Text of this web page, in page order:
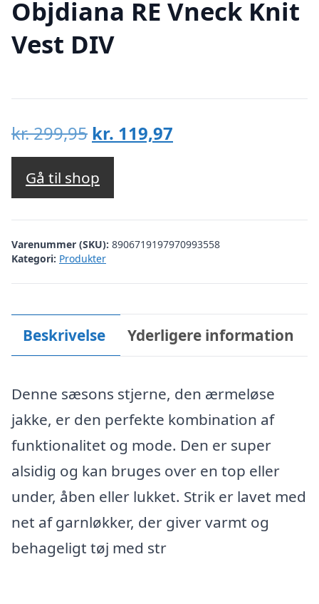
Objdiana RE Vneck Knit
Vest DIV
kr.299,95 Den
oprindelige
pris
var:
kr. 299,95.
kr. 119,97
kr. 119,97.
Gå til shop
Varenummer (SKU): 8906719197970993558
Kategori: Produkter
Beskrivelse Yderligere information
Denne sæsons stjerne, den ærmeløse
jakke, er den perfekte kombination af
funktionalitet og mode. Den er super
alsidig og kan bruges over en top eller
under, åben eller lukket. Strik er lavet med
net af garnløkker, der giver varmt og
behageligt tøj med str